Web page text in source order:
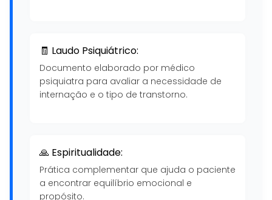
🧾 Laudo Psiquiátrico:
Documento elaborado por médico
psiquiatra para avaliar a necessidade de
internação e o tipo de transtorno.
🙏 Espiritualidade:
Prática complementar que ajuda o paciente
a encontrar equilíbrio emocional e
propósito.